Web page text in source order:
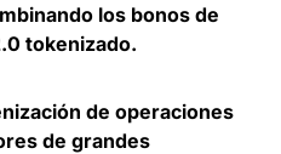
los bonos de
tokenizado.
de operaciones
de grandes